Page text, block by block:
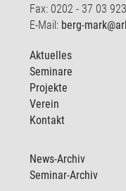
Fax: 0202 - 37 03 923
E-Mail: berg-
Aktuelles
Seminare
Projekte
Verein
Kontakt
News-Archiv
Seminar-Archiv